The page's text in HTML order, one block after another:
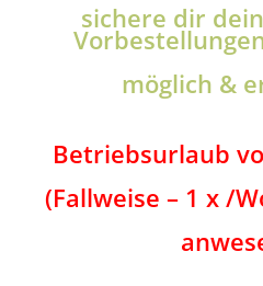
sichere dir
möglich &
Betriebsurlaub
(Fallweise – 1 x /